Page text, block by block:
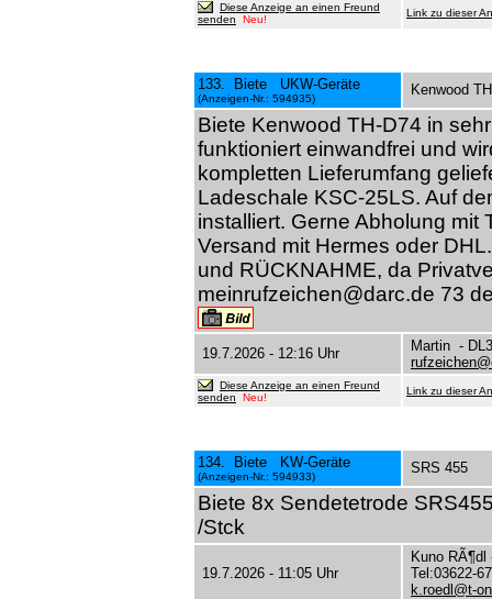
Diese Anzeige an einen Freund
senden
Neu!
Link zu dieser
133. Biete UKW-Geräte
(Anzeigen-Nr.: 594935)
Kenwood
Biete Kenwood TH-D74 in
funktioniert einwandfrei und
kompletten Lieferumfang
Ladeschale KSC-25LS. Auf
installiert. Gerne Abholung mit
Versand mit Hermes oder
und RÜCKNAHME, da
meinrufzeichen@darc.de 73
19.7.2026 - 12:16 Uhr
Martin -
Diese Anzeige an einen Freund
senden
Neu!
Link zu dieser
134. Biete KW-Geräte
(Anzeigen-Nr.: 594933)
SRS 455
Biete 8x Sendetetrode
/Stck
19.7.2026 - 11:05 Uhr
Kuno
Tel:03622-
k.roedl@t-